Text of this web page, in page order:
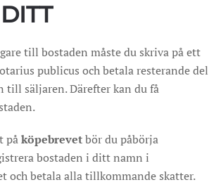
till bostaden måste du skriva på ett
publicus och betala resterande del
till säljaren. Därefter kan du få
påköpebrevetbör du påbörja
bostaden i ditt namn i
och betala alla tillkommande skatter.